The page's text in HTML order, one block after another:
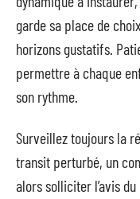
garde sa place de
horizons gustatifs.
permettre à chaque
son rythme.
Surveillez toujours la
transit perturbé, un
alors solliciter l’avis